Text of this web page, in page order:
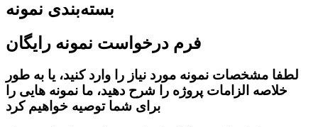
بسته‌بندی نمونه
فرم درخواست نمونه رایگان
لطفا مشخصات نمونه مورد نیاز را وارد کنید، یا به طور
خلاصه الزامات پروژه را شرح دهید، ما نمونه هایی را
برای شما توصیه خواهیم کرد